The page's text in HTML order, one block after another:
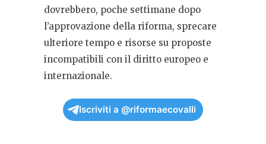
dovrebbero, poche settimane dopo
l’approvazione della riforma, sprecare
ulteriore tempo e risorse su proposte
incompatibili con il diritto europeo e
internazionale.
Iscriviti a @riformaecovalli